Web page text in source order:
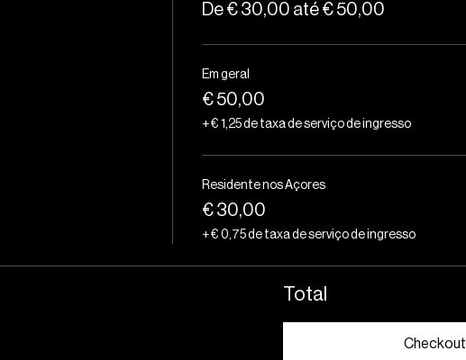
De € 30,00 até € 50,00
Em geral
€ 50,00
+ € 1,25 de taxa de serviço de ingresso
Residente nos Açores
€ 30,00
+ € 0,75 de taxa de serviço de ingresso
Total
Checkout